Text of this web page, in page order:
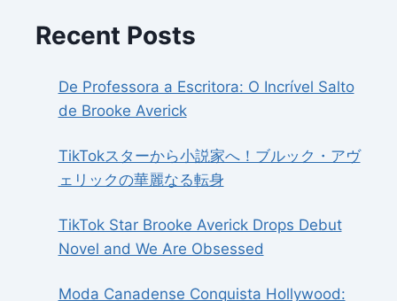
Recent Posts
De Professora a Escritora: O Incrível Salto
de Brooke Averick
TikTokスターから小説家へ！ブルック・アヴ
ェリックの華麗なる転身
TikTok Star Brooke Averick Drops Debut
Novel and We Are Obsessed
Moda Canadense Conquista Hollywood: